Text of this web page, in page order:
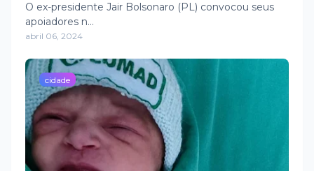
O ex-presidente Jair Bolsonaro (PL) convocou seus
apoiadores n…
abril 06, 2024
cidade